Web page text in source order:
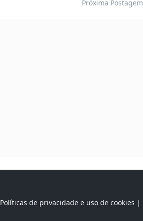
Próxima Postagem
Políticas de privacidade e uso de cookies |